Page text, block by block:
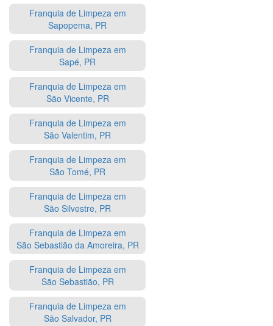
Franquia de Limpeza em
Sapopema, PR
Franquia de Limpeza em
Sapé, PR
Franquia de Limpeza em
São Vicente, PR
Franquia de Limpeza em
São Valentim, PR
Franquia de Limpeza em
São Tomé, PR
Franquia de Limpeza em
São Silvestre, PR
Franquia de Limpeza em
São Sebastião da Amoreira, PR
Franquia de Limpeza em
São Sebastião, PR
Franquia de Limpeza em
São Salvador, PR